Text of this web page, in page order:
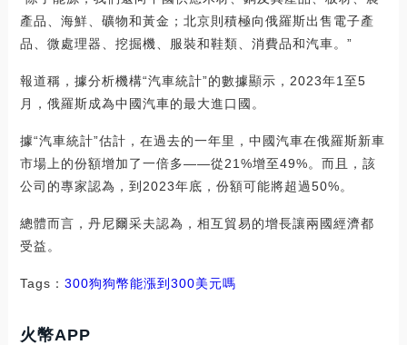
產品、海鮮、礦物和黃金；北京則積極向俄羅斯出售電子產
品、微處理器、挖掘機、服裝和鞋類、消費品和汽車。”
報道稱，據分析機構“汽車統計”的數據顯示，2023年1至5
月，俄羅斯成為中國汽車的最大進口國。
據“汽車統計”估計，在過去的一年里，中國汽車在俄羅斯新車
市場上的份額增加了一倍多——從21%增至49%。而且，該
公司的專家認為，到2023年底，份額可能將超過50%。
總體而言，丹尼爾采夫認為，相互貿易的增長讓兩國經濟都
受益。
Tags： 300狗狗幣能漲到300美元嗎
火幣APP